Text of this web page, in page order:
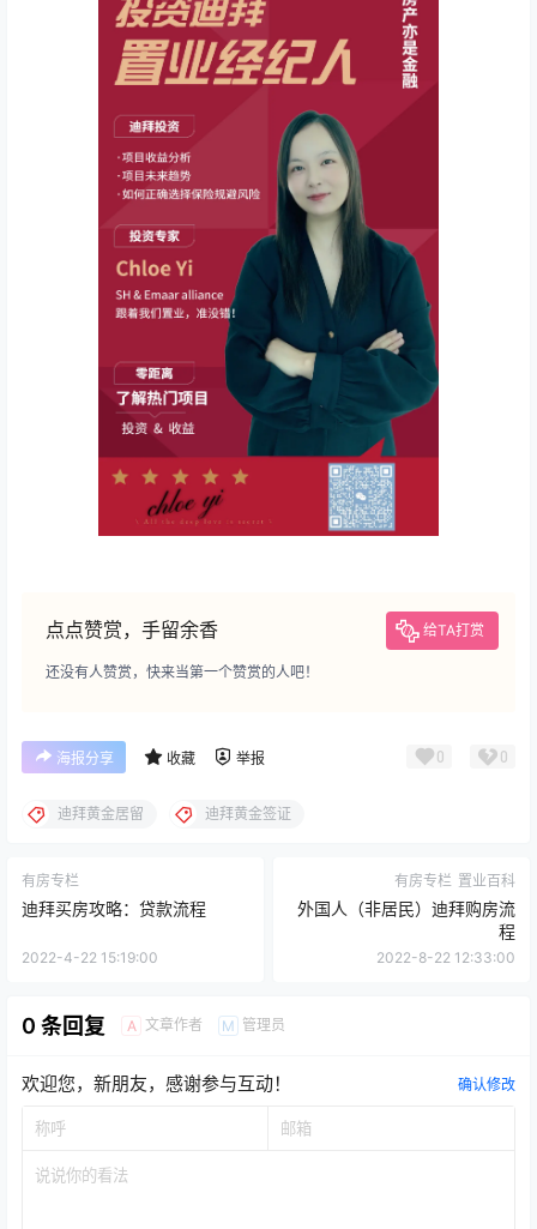
点点赞赏，手留余香 给TA打赏
还没有人赞赏，快来当第一个赞赏的人吧！
海报分享 收藏 举报 0 0
迪拜黄金居留 迪拜黄金签证
有房专栏
迪拜买房攻略：贷款流程
2022-4-22 15:19:00
有房专栏 置业百科
外国人（非居民）迪拜购房流
程
2022-8-22 12:33:00
0 条回复 A 文章作者 M 管理员
欢迎您，新朋友，感谢参与互动！ 确认修改